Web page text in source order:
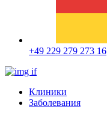
+49 229 279 273 16
Клиники
Заболевания